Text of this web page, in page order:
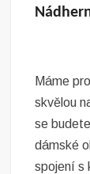
Máme
skvělou
se
dámské
spojení s